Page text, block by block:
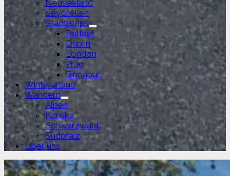
Neuseeland
Seychellen
Städtetrips
Untermenü
anzeigen
Belfast
Dublin
London
Prag
Singapur
Winterurlaub
Wandern
Untermenü
anzeigen
Alpen
Korsika
Schwarzwald
Südpfalz
Über uns